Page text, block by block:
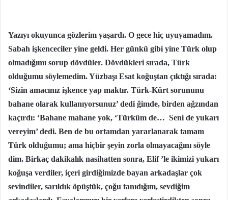
Yazıyı okuyunca gözlerim yaşardı. O gece hiç uyuyamadım.
Sabah işkenceciler yine geldi. Her günkü gibi yine Türk olup
olmadığımı sorup dövdüler. Dövdükleri sırada, Türk
olduğumu söylemedim. Yüzbaşı Esat koğuştan çıktığı sırada:
‘Sizin amacınız işkence yap maktır. Türk-Kürt sorununu
bahane olarak kullanıyorsunuz’ dedi ğimde, birden ağzından
kaçırdı: ‘Bahane mahane yok, ‘Türküm de… Seni de yukarı
vereyim’ dedi. Ben de bu ortamdan yararlanarak tamam
Türk olduğumu; ama hiçbir şeyin zorla olmayacağını söyle
dim. Birkaç dakikalık nasihatten sonra, Elif ’le ikimizi yukarı
koğuşa verdiler, içeri girdiğimizde bayan arkadaşlar çok
sevindiler, sarıldık öpüştük, çoğu tanıdığım, sevdiğim